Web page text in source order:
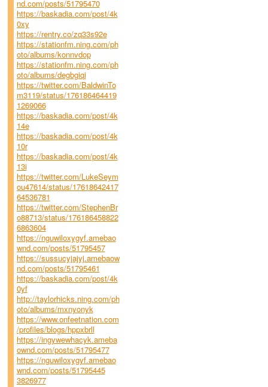
nd.com/posts/51795470
https://baskadia.com/post/4k
0xy
https://rentry.co/zq33s92e
https://stationfm.ning.com/ph
oto/albums/konnvdop
https://stationfm.ning.com/ph
oto/albums/degbgiqi
https://twitter.com/BaldwinTo
m3119/status/176186464419
1269066
https://baskadia.com/post/4k
14e
https://baskadia.com/post/4k
10r
https://baskadia.com/post/4k
13i
https://twitter.com/LukeSeym
ou47614/status/17618642417
64536781
https://twitter.com/StephenBr
o88713/status/176186458822
6863604
https://nguwiloxygyf.amebao
wnd.com/posts/51795457
https://sussucyjajyj.amebaow
nd.com/posts/51795461
https://baskadia.com/post/4k
0yf
http://taylorhicks.ning.com/ph
oto/albums/mxnyonyk
https://www.onfeetnation.com
/profiles/blogs/hppxbrll
https://ingywewhacyk.ameba
ownd.com/posts/51795477
https://nguwiloxygyf.amebao
wnd.com/posts/51795445
3826977